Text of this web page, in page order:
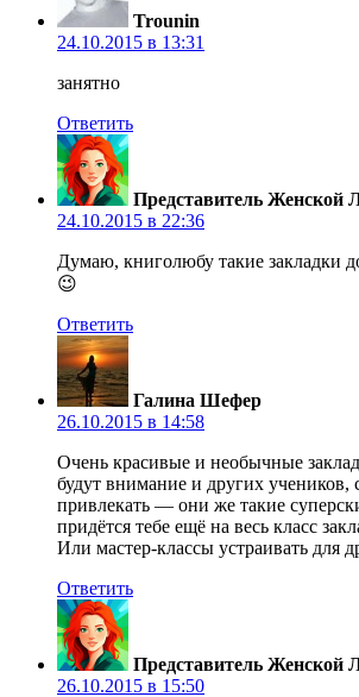
Trounin
24.10.2015 в 13:31
занятно
Ответить
Представитель Женской
24.10.2015 в 22:36
Думаю, книголюбу такие закладки
😉
Ответить
Галина Шефер
26.10.2015 в 14:58
Очень красивые и необычные
будут внимание и других учеников,
привлекать — они же такие
придётся тебе ещё на весь класс
Или мастер-классы устраивать для
Ответить
Представитель Женской
26.10.2015 в 15:50